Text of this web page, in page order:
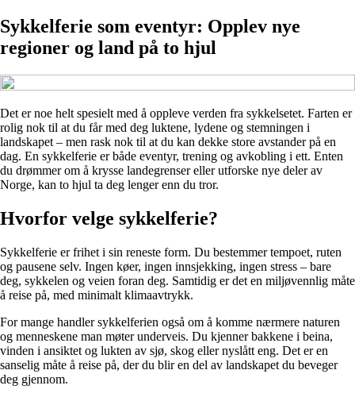
Sykkelferie som eventyr: Opplev nye
regioner og land på to hjul
Det er noe helt spesielt med å oppleve verden fra sykkelsetet. Farten er
rolig nok til at du får med deg luktene, lydene og stemningen i
landskapet – men rask nok til at du kan dekke store avstander på en
dag. En sykkelferie er både eventyr, trening og avkobling i ett. Enten
du drømmer om å krysse landegrenser eller utforske nye deler av
Norge, kan to hjul ta deg lenger enn du tror.
Hvorfor velge sykkelferie?
Sykkelferie er frihet i sin reneste form. Du bestemmer tempoet, ruten
og pausene selv. Ingen køer, ingen innsjekking, ingen stress – bare
deg, sykkelen og veien foran deg. Samtidig er det en miljøvennlig måte
å reise på, med minimalt klimaavtrykk.
For mange handler sykkelferien også om å komme nærmere naturen
og menneskene man møter underveis. Du kjenner bakkene i beina,
vinden i ansiktet og lukten av sjø, skog eller nyslått eng. Det er en
sanselig måte å reise på, der du blir en del av landskapet du beveger
deg gjennom.